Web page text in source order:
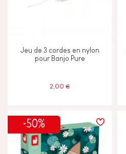
Jeu de 3 cordes en nylon
pour Banjo Pure
2,00 €
-50%